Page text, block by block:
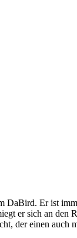
DaBird. Er ist
er sich an den
der einen